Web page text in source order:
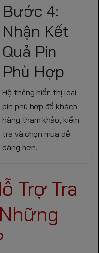
Bước 4:
Nhận Kết
Quả Pin
Phù Hợp
Hệ thống hiển thị loại
pin phù hợp để khách
hàng tham khảo, kiểm
tra và chọn mua dễ
dàng hơn.
Trợ Tra